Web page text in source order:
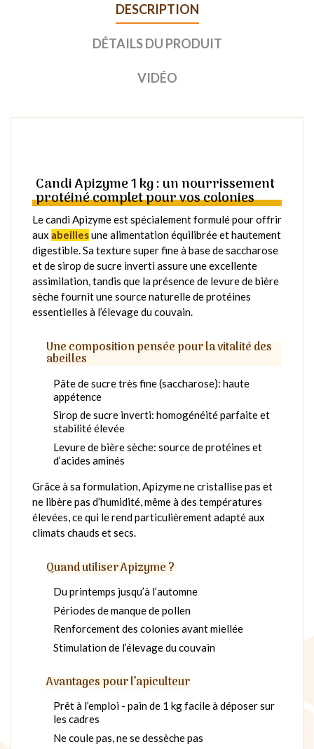
DESCRIPTION
DÉTAILS DU PRODUIT
VIDÉO
Candi Apizyme 1 kg : un nourrissement
protéiné complet pour vos colonies
Le candi Apizyme est spécialement formulé pour offrir
aux abeillesune alimentation équilibrée et hautement
digestible. Sa texture super fine à base de saccharose
et de sirop de sucre inverti assure une excellente
assimilation, tandis que la présence de levure de bière
sèche fournit une source naturelle de protéines
essentielles à l’élevage du couvain.
Une composition pensée pour la vitalité des
abeilles
Pâte de sucre très fine (saccharose): haute
appétence
Sirop de sucre inverti: homogénéité parfaite et
stabilité élevée
Levure de bière sèche: source de protéines et
d’acides aminés
Grâce à sa formulation, Apizyme ne cristallise pas et
ne libère pas d’humidité, même à des températures
élevées, ce qui le rend particulièrement adapté aux
climats chauds et secs.
Quand utiliser Apizyme ?
Du printemps jusqu’à l’automne
Périodes de manque de pollen
Renforcement des colonies avant miellée
Stimulation de l’élevage du couvain
Avantages pour l’apiculteur
Prêt à l’emploi - pain de 1 kg facile à déposer sur
les cadres
Ne coule pas, ne se dessèche pas